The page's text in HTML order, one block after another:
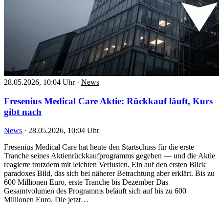
28.05.2026, 10:04 Uhr · News
Fresenius Medical Care Aktie: Rückkauf läuft, Kurs
gibt nach
News · 28.05.2026, 10:04 Uhr
Fresenius Medical Care hat heute den Startschuss für die erste
Tranche seines Aktienrückkaufprogramms gegeben — und die Aktie
reagierte trotzdem mit leichten Verlusten. Ein auf den ersten Blick
paradoxes Bild, das sich bei näherer Betrachtung aber erklärt. Bis zu
600 Millionen Euro, erste Tranche bis Dezember Das
Gesamtvolumen des Programms beläuft sich auf bis zu 600
Millionen Euro. Die jetzt…